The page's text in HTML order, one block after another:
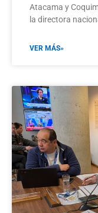
Atacama y
la directora
VER MÁS»